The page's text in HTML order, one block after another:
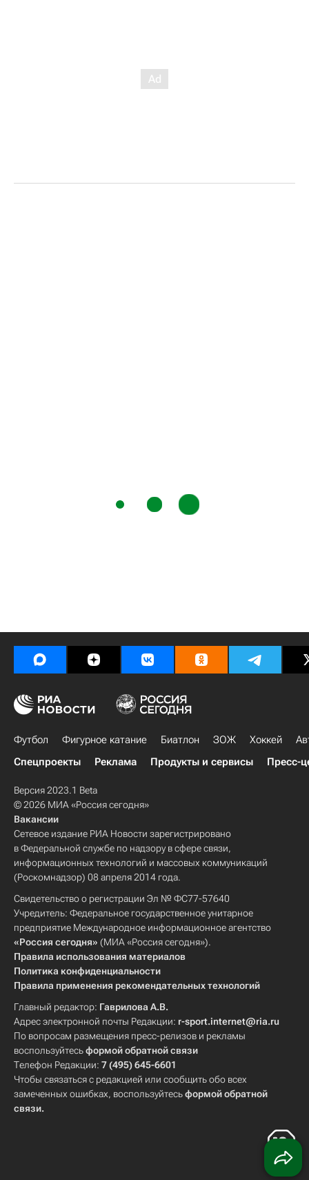
Футбол Фигурное катание Биатлон ЗОЖ Хоккей
Спецпроекты
Реклама Продукты и сервисы Пресс-
Версия 2023.1 Beta
© 2026 МИА «Россия сегодня»
Вакансии
Сетевое издание РИА Новости зарегистрировано
в Федеральной службе по надзору в сфере связи,
информационных технологий и массовых коммуникаций
(Роскомнадзор) 08 апреля 2014 года.
Свидетельство о регистрации Эл № ФС77-57640
Учредитель: Федеральное государственное унитарное
предприятие Международное информационное агентство
«Россия сегодня» (МИА «Россия сегодня»).
Правила использования материалов
Политика конфиденциальности
Правила применения рекомендательных технологий
Главный редактор: Гаврилова А.В.
Адрес электронной почты Редакции: r-sport.internet@ria.ru
По вопросам размещения пресс-релизов и рекламы
воспользуйтесьформой обратной связи
Телефон Редакции: 7 (495) 645-6601
Чтобы связаться с редакцией или сообщить обо всех
замеченных ошибках, воспользуйтесьформой обратной
связи.